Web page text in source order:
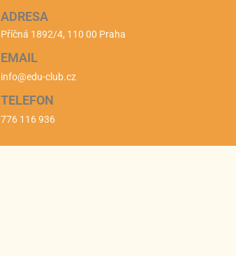
ADRESA
Příčná 1892/4, 110 00 Praha
EMAIL
info@edu-club.cz
TELEFON
776 116 936